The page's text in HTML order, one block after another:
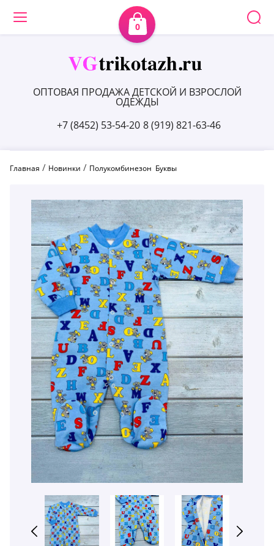
0
+7 (8452) 53-54-20 8 (919) 821-63-46
ОПТОВАЯ ПРОДАЖА ДЕТСКОЙ И ВЗРОСЛОЙ
ОДЕЖДЫ
Главная / Новинки / Полукомбинезон  Буквы